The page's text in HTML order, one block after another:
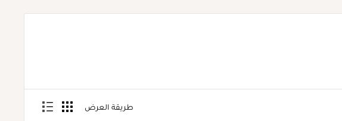
طريقة العرض